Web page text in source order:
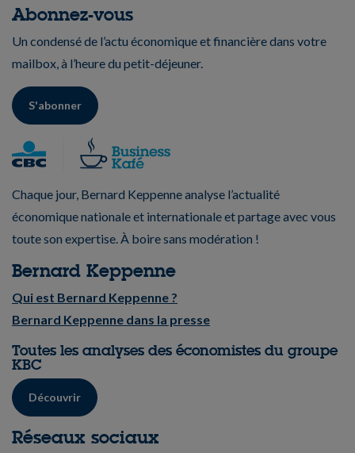
Abonnez-vous
Un condensé de l’actu économique et financière dans votre
mailbox, à l’heure du petit-déjeuner.
S'abonner
Chaque jour, Bernard Keppenne analyse l’actualité
économique nationale et internationale et partage avec vous
toute son expertise. À boire sans modération !
Bernard Keppenne
Qui est Bernard Keppenne ?
Bernard Keppenne dans la presse
Toutes les analyses des économistes du groupe
KBC
Découvrir
Réseaux sociaux